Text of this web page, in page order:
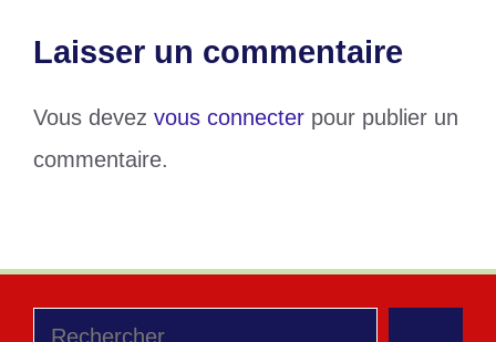
Laisser un commentaire
Vous devez vous connecter pour publier un
commentaire.
Rechercher